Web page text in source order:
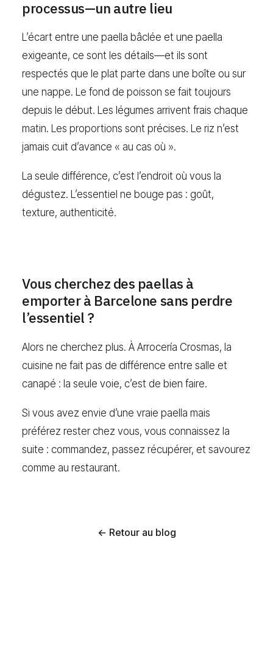
processus—un autre lieu
L’écart entre une paella bâclée et une paella
exigeante, ce sont les détails—et ils sont
respectés que le plat parte dans une boîte ou sur
une nappe. Le fond de poisson se fait toujours
depuis le début. Les légumes arrivent frais chaque
matin. Les proportions sont précises. Le riz n’est
jamais cuit d’avance « au cas où ».
La seule différence, c’est l’endroit où vous la
dégustez. L’essentiel ne bouge pas : goût,
texture, authenticité.
Vous cherchez des paellas à
emporter à Barcelone sans perdre
l’essentiel ?
Alors ne cherchez plus. À Arrocería Crosmas, la
cuisine ne fait pas de différence entre salle et
canapé : la seule voie, c’est de bien faire.
Si vous avez envie d’une vraie paella mais
préférez rester chez vous, vous connaissez la
suite : commandez, passez récupérer, et savourez
comme au restaurant.
← Retour au blog